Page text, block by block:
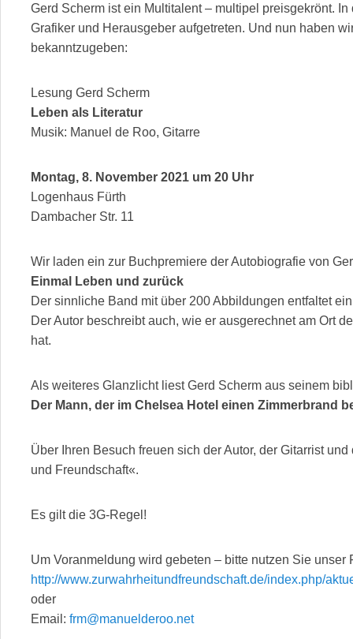
Gerd Scherm ist ein Multitalent – multipel preisgekrönt. In
Grafiker und Herausgeber aufgetreten. Und nun haben
bekanntzugeben:
Lesung Gerd Scherm
Leben als Literatur
Musik: Manuel de Roo, Gitarre
Montag, 8. November 2021 um 20 Uhr
Logenhaus Fürth
Dambacher Str. 11
Wir laden ein zur Buchpremiere der Autobiografie von
Einmal Leben und zurück
Der sinnliche Band mit über 200 Abbildungen entfaltet
Der Autor beschreibt auch, wie er ausgerechnet am Ort
hat.
Als weiteres Glanzlicht liest Gerd Scherm aus seinem
Der Mann, der im Chelsea Hotel einen Zimmerbrand
Über Ihren Besuch freuen sich der Autor, der Gitarrist
und Freundschaft«.
Es gilt die 3G-Regel!
Um Voranmeldung wird gebeten – bitte nutzen Sie unser
http://www.zurwahrheitundfreundschaft.de/index.php/
oder
Email: frm@manuelderoo.net